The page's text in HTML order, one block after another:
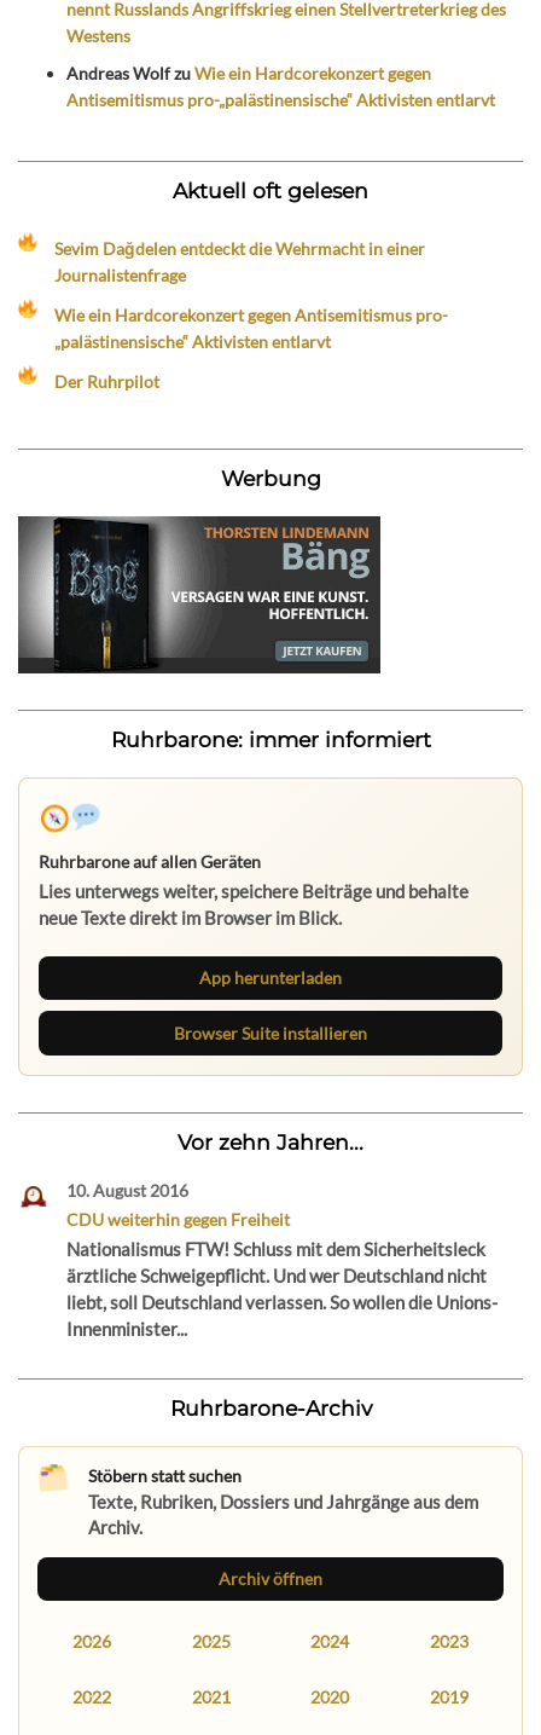
nennt Russlands Angriffskrieg einen Stellvertreterkrieg des
Westens
Andreas WolfzuWie ein Hardcorekonzert gegen
Antisemitismus pro-„palästinensische“ Aktivisten entlarvt
Aktuell oft gelesen
Sevim Dağdelen entdeckt die Wehrmacht in einer
Journalistenfrage
Wie ein Hardcorekonzert gegen Antisemitismus pro-
„palästinensische“ Aktivisten entlarvt
Der Ruhrpilot
Werbung
Ruhrbarone: immer informiert
Ruhrbarone auf allen Geräten
Lies unterwegs weiter, speichere Beiträge und behalte
neue Texte direkt im Browser im Blick.
App herunterladen
Browser Suite installieren
Vor zehn Jahren...
10. August 2016
CDU weiterhin gegen Freiheit
Nationalismus FTW! Schluss mit dem Sicherheitsleck
ärztliche Schweigepflicht. Und wer Deutschland nicht
liebt, soll Deutschland verlassen. So wollen die Unions-
Innenminister...
Ruhrbarone-Archiv
Stöbern statt suchen
Texte, Rubriken, Dossiers und Jahrgänge aus dem
Archiv.
Archiv öffnen
2026 2025 2024 2023
2022 2021 2020 2019